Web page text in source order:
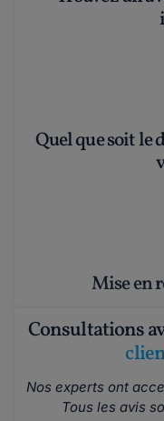
Quel que soit le
Mise en
Consultations
Nos experts ont
Tous les avis